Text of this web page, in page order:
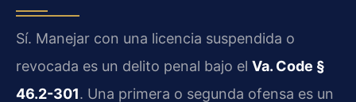
Sí. Manejar con una licencia suspendida o
revocada es un delito penal bajo el Va. Code §
46.2-301. Una primera o segunda ofensa es un